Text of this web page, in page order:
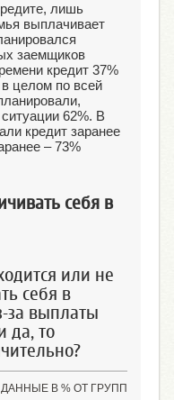
лишь
выплачивает
заемщиков
кредит 37%
целом по всей
62%. В
кредит заранее
– 73%
себя в
или не
себя в
за выплаты
да, то
ДАННЫЕ В % ОТ ГРУПП